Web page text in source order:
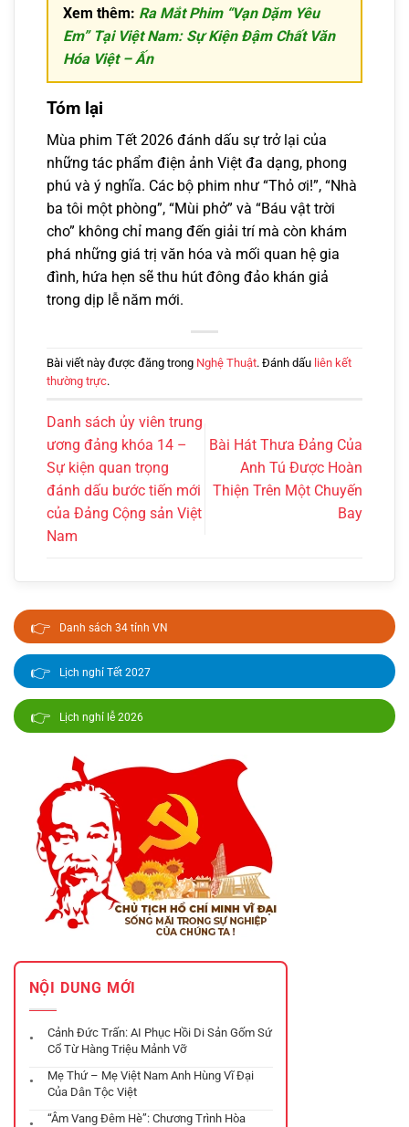
Xem thêm: Ra Mắt Phim “Vạn Dặm Yêu
Em” Tại Việt Nam: Sự Kiện Đậm Chất Văn
Hóa Việt – Ấn
Tóm lại
Mùa phim Tết 2026 đánh dấu sự trở lại của
những tác phẩm điện ảnh Việt đa dạng, phong
phú và ý nghĩa. Các bộ phim như “Thỏ ơi!”, “Nhà
ba tôi một phòng”, “Mùi phở” và “Báu vật trời
cho” không chỉ mang đến giải trí mà còn khám
phá những giá trị văn hóa và mối quan hệ gia
đình, hứa hẹn sẽ thu hút đông đảo khán giả
trong dịp lễ năm mới.
Bài viết này được đăng trong Nghệ Thuật. Đánh dấu liên kết
thường trực.
Danh sách ủy viên trung
ương đảng khóa 14 –
Sự kiện quan trọng
đánh dấu bước tiến mới
của Đảng Cộng sản Việt
Nam
Bài Hát Thưa Đảng Của
Anh Tú Được Hoàn
Thiện Trên Một Chuyến
Bay
👉 Danh sách 34 tỉnh VN
👉 Lịch nghỉ Tết 2027
👉 Lịch nghỉ lễ 2026
NỘI DUNG MỚI
Cảnh Đức Trấn: AI Phục Hồi Di Sản Gốm Sứ
Cổ Từ Hàng Triệu Mảnh Vỡ
Mẹ Thứ – Mẹ Việt Nam Anh Hùng Vĩ Đại
Của Dân Tộc Việt
“Âm Vang Đêm Hè”: Chương Trình Hòa